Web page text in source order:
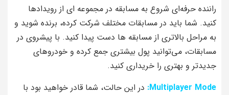
راننده حرفه‌ای شروع به مسابقه در مجموعه‌ ای از رویدادها
کنید. شما باید در مسابقات مختلف شرکت کرده، برنده شوید و
به مراحل بالاتری از مسابقه‌ ها دست پیدا کنید. با پیشروی در
مسابقات، می‌توانید پول بیشتری جمع کرده و خودروهای
جدیدتر و بهتری را خریداری کنید.
Multiplayer Mode: در این حالت، شما قادر خواهید بود با